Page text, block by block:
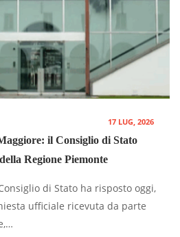
17 LUG, 2026
il Consiglio di Stato
Regione Piemonte
di Stato ha risposto oggi,
ufficiale ricevuta da parte